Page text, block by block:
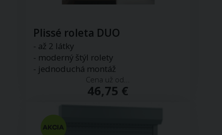
Plissé roleta DUO
- až 2 látky
- moderný štýl rolety
- jednoduchá montáž
Cena už od...
46,75 €